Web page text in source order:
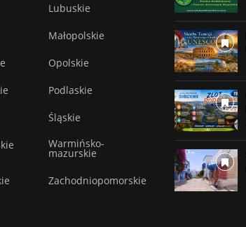
Lubuskie
Małopolskie
Opolskie
Podlaskie
Śląskie
Warmińsko-
mazurskie
Zachodniopomorskie